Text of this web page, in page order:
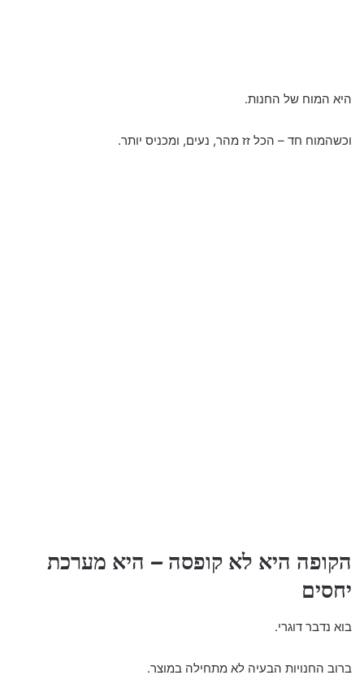
היא המוח של החנות.
וכשהמוח חד – הכל זז מהר, נעים, ומכניס יותר.
הקופה היא לא קופסה – היא מערכת
יחסים
בוא נדבר דוגרי.
ברוב החנויות הבעיה לא מתחילה במוצר.